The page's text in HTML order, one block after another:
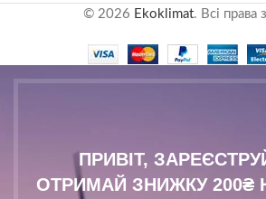
© 2026 Ekoklimat. Всі права
ПРИВІТ,
ОТРИМАЙ ЗНИЖКУ 200₴